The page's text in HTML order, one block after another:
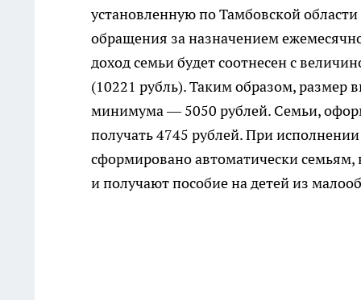
установленную по Тамбовской
обращения за назначением
доход семьи будет соотнесен с
(10221 рубль). Таким образом, размер
минимума — 5050 рублей. Семьи,
получать 4745 рублей. При
сформировано автоматически
и получают пособие на детей из